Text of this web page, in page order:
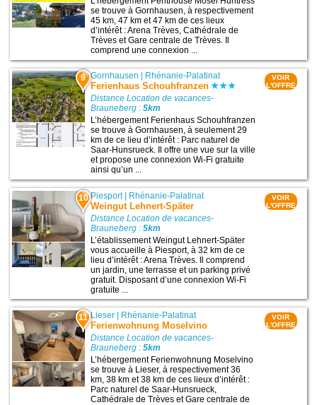
se trouve à Gornhausen, à respectivement
45 km, 47 km et 47 km de ces lieux
d’intérêt : Arena Trèves, Cathédrale de
Trèves et Gare centrale de Trèves. Il
comprend une connexion ...
9 Gornhausen Rhénanie-Palatinat
Ferienhaus Schouhfranzen
Distance Location de vacances-
Brauneberg :5km
L’hébergement Ferienhaus Schouhfranzen
se trouve à Gornhausen, à seulement 29
km de ce lieu d’intérêt : Parc naturel de
Saar-Hunsrueck. Il offre une vue sur la ville
et propose une connexion Wi-Fi gratuite
ainsi qu’un ...
VOIR
L'OFFRE
10 Piesport| Rhénanie-Palatinat
Weingut Lehnert-Später
Distance Location de vacances-
Brauneberg :5km
L’établissement Weingut Lehnert-Später
vous accueille à Piesport, à 32 km de ce
lieu d’intérêt : Arena Trèves. Il comprend
un jardin, une terrasse et un parking privé
gratuit. Disposant d’une connexion Wi-Fi
gratuite ...
VOIR
L'OFFRE
11 Lieser | Rhénanie-Palatinat
Ferienwohnung Moselvino
Distance Location de vacances-
Brauneberg :5km
L’hébergement Ferienwohnung Moselvino
se trouve à Lieser, à respectivement 36
km, 38 km et 38 km de ces lieux d’intérêt :
Parc naturel de Saar-Hunsrueck,
Cathédrale de Trèves et Gare centrale de
VOIR
L'OFFRE